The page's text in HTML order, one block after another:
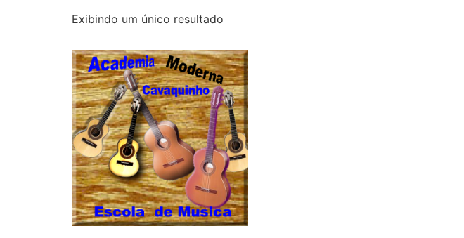
Exibindo um único resultado